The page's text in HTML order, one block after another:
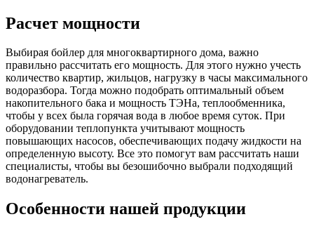
Расчет мощности
Выбирая бойлер для многоквартирного дома, важно
правильно рассчитать его мощность. Для этого нужно учесть
количество квартир, жильцов, нагрузку в часы максимального
водоразбора. Тогда можно подобрать оптимальный объем
накопительного бака и мощность ТЭНа, теплообменника,
чтобы у всех была горячая вода в любое время суток. При
оборудовании теплопункта учитывают мощность
повышающих насосов, обеспечивающих подачу жидкости на
определенную высоту. Все это помогут вам рассчитать наши
специалисты, чтобы вы безошибочно выбрали подходящий
водонагреватель.
Особенности нашей продукции